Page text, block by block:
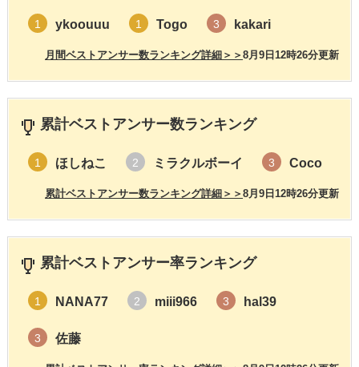
1 ykoouuu 1 Togo 3 kakari
8月9日12時26分更新
月間ベストアンサー数ランキング詳細＞＞
累計ベストアンサー数ランキング
1 ほしねこ 2 ミラクルボーイ 3 Coco
8月9日12時26分更新
累計ベストアンサー数ランキング詳細＞＞
累計ベストアンサー率ランキング
1 NANA77 2 miii966 3 hal39
3 佐藤